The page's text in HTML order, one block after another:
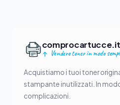
comprocartucce.it
Vendere toner in modo
Acquistiamo i tuoi toner
stampante inutilizzati. In
complicazioni.